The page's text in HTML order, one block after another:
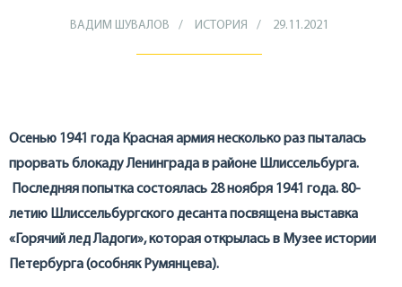
ВАДИМ ШУВАЛОВ ИСТОРИЯ 29.11.2021
Осенью 1941 года Красная армия несколько раз пыталась
прорвать блокаду Ленинграда в районе Шлиссельбурга.
Последняя попытка состоялась 28 ноября 1941 года. 80-
летию Шлиссельбургского десанта посвящена выставка
«Горячий лед Ладоги», которая открылась в Музее истории
Петербурга (особняк Румянцева).